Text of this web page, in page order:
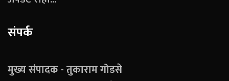
संपर्क
मुख्य संपादक - तुकाराम गोडसे